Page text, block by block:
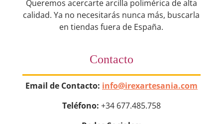
Queremos acercarte arcilla polimérica de alta
calidad. Ya no necesitarás nunca más, buscarla
en tiendas fuera de España.
Contacto
Email de Contacto: info@irexartesania.com
Teléfono: +34 677.485.758